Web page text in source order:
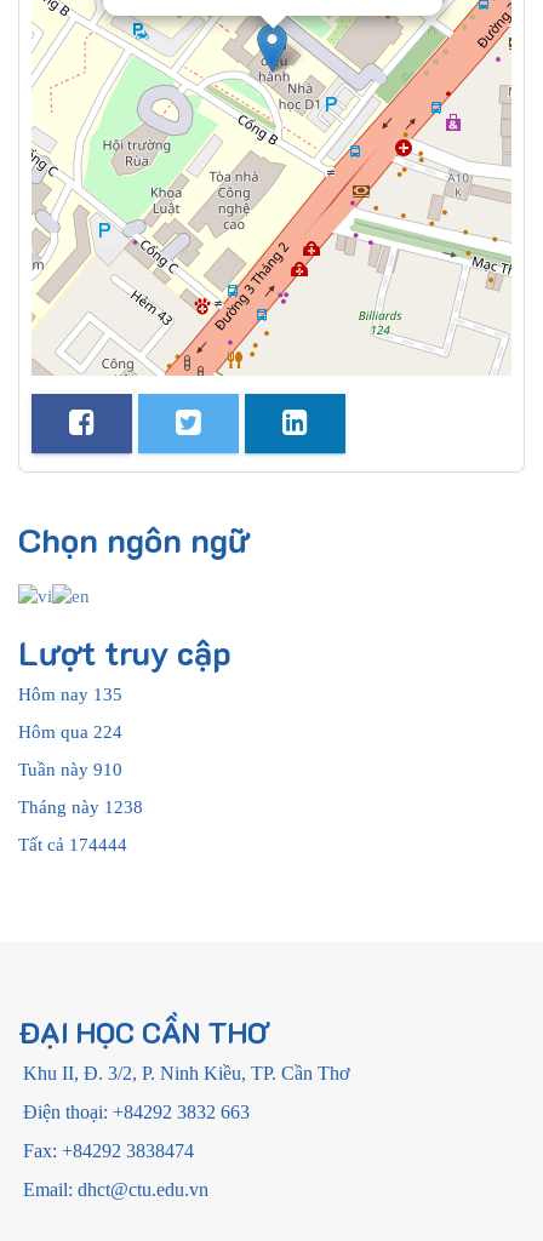
Chọn ngôn ngữ
Lượt truy cập
Hôm nay 135
Hôm qua 224
Tuần này 910
Tháng này 1238
Tất cả 174444
ĐẠI HỌC CẦN THƠ
Khu II, Đ. 3/2, P. Ninh Kiều, TP. Cần Thơ
Điện thoại: +84292 3832 663
Fax: +84292 3838474
Email: dhct@ctu.edu.vn